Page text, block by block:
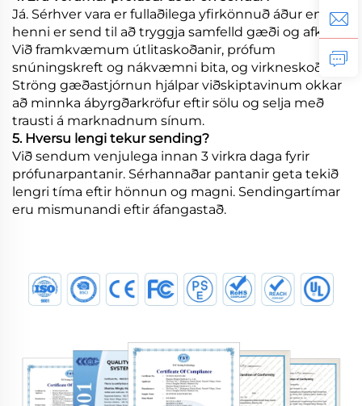
Já. Sérhver vara er fullaðilega yfirkönnuð áður en
henni er send til að tryggja samfelld gæði og afköst.
Við framkvæmum útlitaskoðanir, prófum
snúningskreft og nákvæmni bita, og virkneskoðanir.
Ströng gæðastjórnun hjálpar viðskiptavinum okkar
að minnka ábyrgðarkröfur eftir sölu og selja með
trausti á marknadnum sínum.
5. Hversu lengi tekur sending?
Við sendum venjulega innan 3 virkra daga fyrir
prófunarpantanir. Sérhannaðar pantanir geta tekið
lengri tíma eftir hönnun og magni. Sendingartímar
eru mismunandi eftir áfangastað.